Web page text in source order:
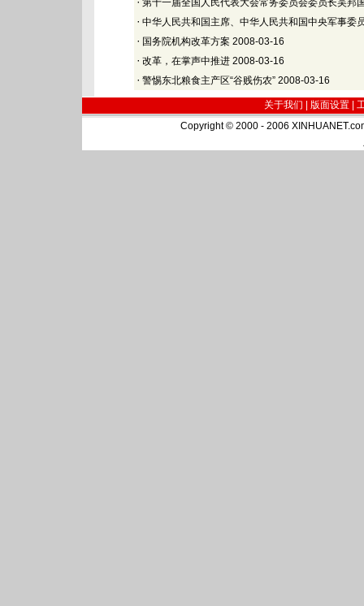
第十一届全国人民代表大会常务委员会委员长吴邦
· 中华人民共和国主席、中华人民共和国中央军事委
· 国务院机构改革方案 2008-03-16
· 改革，在掌声中推进 2008-03-16
· 警惕东北粮食主产区“谷贱伤农” 2008-03-16
关于我们 | 版面设置
Copyright © 2000 - 2006